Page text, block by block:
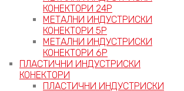
КОНЕКТОРИ 24P
МЕТАЛНИ ИНДУСТРИСКИ
КОНЕКТОРИ 5P
МЕТАЛНИ ИНДУСТРИСКИ
КОНЕКТОРИ 6P
ПЛАСТИЧНИ ИНДУСТРИСКИ
КОНЕКТОРИ
ПЛАСТИЧНИ ИНДУСТРИСКИ